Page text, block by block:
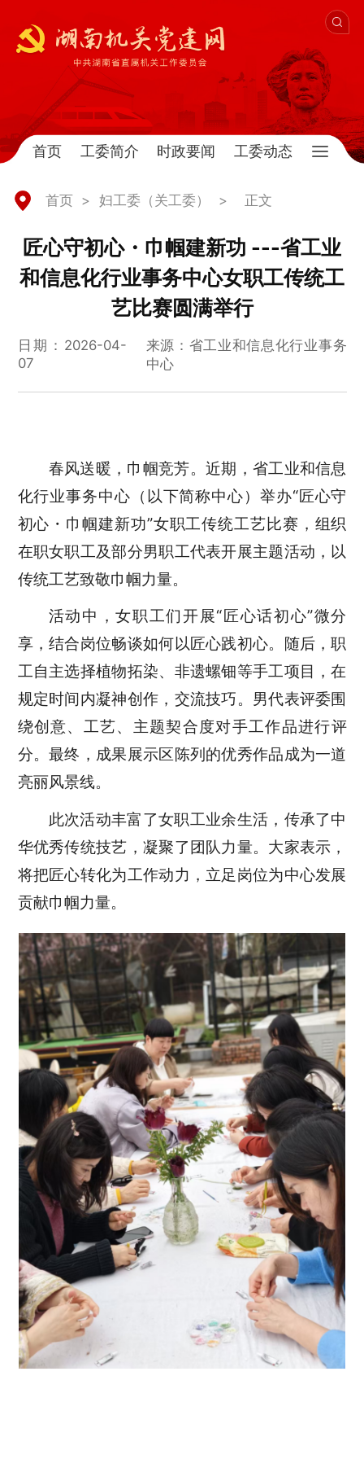
首页 工委简介 时政要闻 工委动态
首页 > 妇工委（关工委） > 正文
匠心守初心・巾帼建新功 ---省工业
和信息化行业事务中心女职工传统工
艺比赛圆满举行
日期：2026-04-
07
来源：省工业和信息化行业事务
中心
春风送暖，巾帼竞芳。近期，省工业和信息
化行业事务中心（以下简称中心）举办“匠心守
初心・巾帼建新功”女职工传统工艺比赛，组织
在职女职工及部分男职工代表开展主题活动，以
传统工艺致敬巾帼力量。
活动中，女职工们开展“匠心话初心”微分
享，结合岗位畅谈如何以匠心践初心。随后，职
工自主选择植物拓染、非遗螺钿等手工项目，在
规定时间内凝神创作，交流技巧。男代表评委围
绕创意、工艺、主题契合度对手工作品进行评
分。最终，成果展示区陈列的优秀作品成为一道
亮丽风景线。
此次活动丰富了女职工业余生活，传承了中
华优秀传统技艺，凝聚了团队力量。大家表示，
将把匠心转化为工作动力，立足岗位为中心发展
贡献巾帼力量。